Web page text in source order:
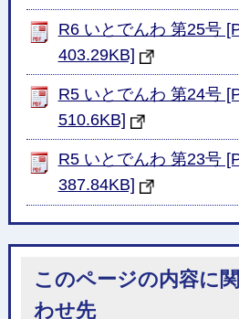
R6 いとでんわ 第25号
403.29KB]
R5 いとでんわ 第24号
510.6KB]
R5 いとでんわ 第23号
387.84KB]
このページの内容に
わせ先